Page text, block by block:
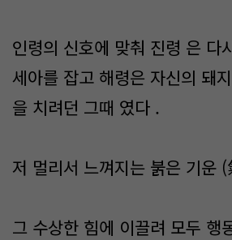
인령의 신호에 맞춰 진령 은 다
세아를 잡고 해령은 자신의 돼
을 치려던 그때 였다 .
저 멀리서 느껴지는 붉은 기운
그 수상한 힘에 이끌려 모두 행